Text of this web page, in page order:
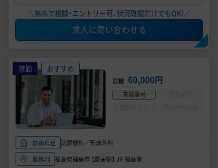
＼無料で相談・エントリー可、状況確認だけでもOK!／
求人に問い合わせる
常勤 おすすめ
日給 60,000円
未経験可
診療科目
泌尿器科／形成外科
勤務地 福島県福島市 【最寄駅】 JR 福島駅